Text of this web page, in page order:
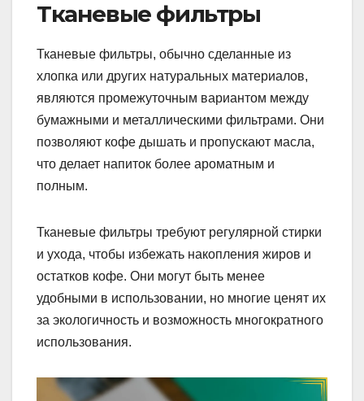
Тканевые фильтры
Тканевые фильтры, обычно сделанные из
хлопка или других натуральных материалов,
являются промежуточным вариантом между
бумажными и металлическими фильтрами. Они
позволяют кофе дышать и пропускают масла,
что делает напиток более ароматным и
полным.
Тканевые фильтры требуют регулярной стирки
и ухода, чтобы избежать накопления жиров и
остатков кофе. Они могут быть менее
удобными в использовании, но многие ценят их
за экологичность и возможность многократного
использования.